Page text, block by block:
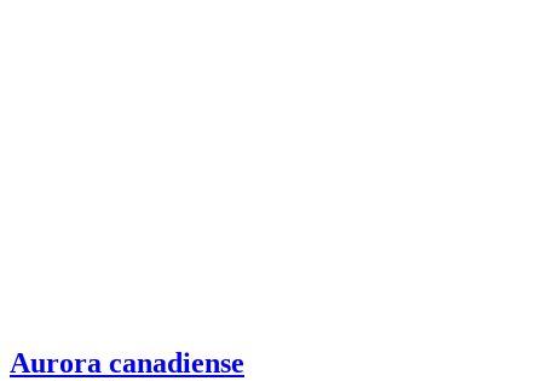
Aurora canadiense